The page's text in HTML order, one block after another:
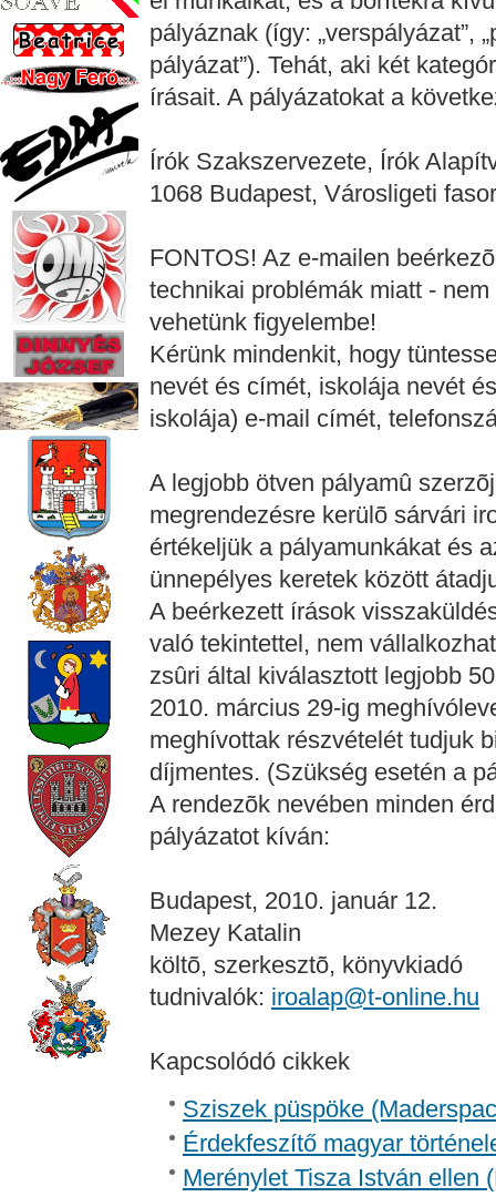
pályáznak (így: „verspályázat”,
pályázat”). Tehát, aki két
írásait. A pályázatokat a
Írók Szakszervezete, Írók
1068 Budapest, Városligeti
FONTOS! Az e-mailen
technikai problémák miatt -
vehetünk figyelembe!
Kérünk mindenkit, hogy
nevét és címét, iskolája nevét
iskolája) e-mail címét,
A legjobb ötven pályamû
megrendezésre kerülõ sárvári
értékeljük a pályamunkákat és
ünnepélyes keretek között
A beérkezett írások
való tekintettel, nem
zsûri által kiválasztott legjobb
2010. március 29-ig
meghívottak részvételét tudjuk
díjmentes. (Szükség esetén a
A rendezõk nevében minden
pályázatot kíván:
Budapest, 2010. január 12.
Mezey Katalin
költõ, szerkesztõ, könyvkiadó
tudnivalók: iroalap@t-online.hu
Kapcsolódó cikkek
Sziszek püspöke
Érdekfeszítő magyar
Merénylet Tisza István ellen